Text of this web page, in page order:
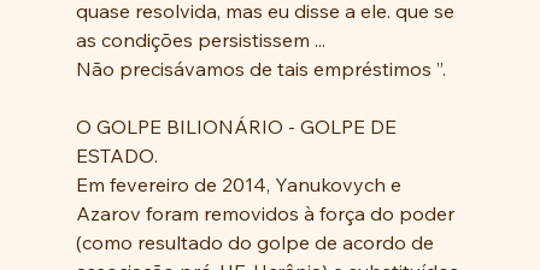
quase resolvida, mas eu disse a ele. que se
as condições persistissem ...
Não precisávamos de tais empréstimos ”.
O GOLPE BILIONÁRIO - GOLPE DE
ESTADO.
Em fevereiro de 2014, Yanukovych e
Azarov foram removidos à força do poder
(como resultado do golpe de acordo de